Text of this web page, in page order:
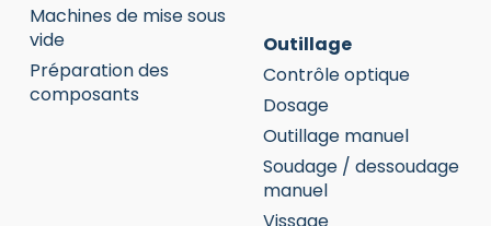
Machines de mise sous
vide
Préparation des
composants
Outillage
Contrôle optique
Dosage
Outillage manuel
Soudage / dessoudage
manuel